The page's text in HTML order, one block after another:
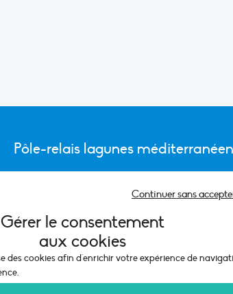
Gérer le consentement
aux cookies
des cookies afin d'enrichir votre expérience de
Continuer sans
Pôle-relais lagunes
CONTACTER L’ÉQUIPE DU PÔLE